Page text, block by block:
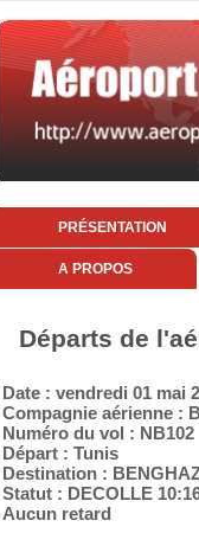
PRÉSENTATION
A PROPOS
Départs de
Date : vendredi 01 mai
Compagnie aérienne :
Numéro du vol : NB102
Départ : Tunis
Destination :
Statut : DECOLLE
Aucun retard